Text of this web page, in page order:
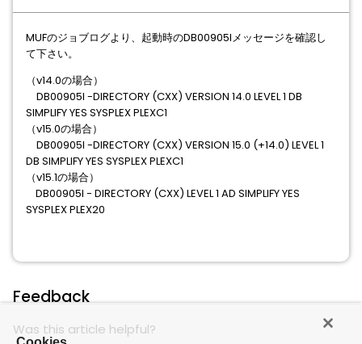
MUFのジョブログより、起動時のDB00905Iメッセージを確認し
て下さい。
（v14.0の場合）
DB00905I -DIRECTORY (CXX) VERSION 14.0 LEVEL 1 DB
SIMPLIFY YES SYSPLEX PLEXC1
（v15.0の場合）
DB00905I -DIRECTORY (CXX) VERSION 15.0 (+14.0) LEVEL 1
DB SIMPLIFY YES SYSPLEX PLEXC1
（v15.1の場合）
DB00905I - DIRECTORY (CXX) LEVEL 1 AD SIMPLIFY YES
SYSPLEX PLEX20
Feedback
Was this article helpful?